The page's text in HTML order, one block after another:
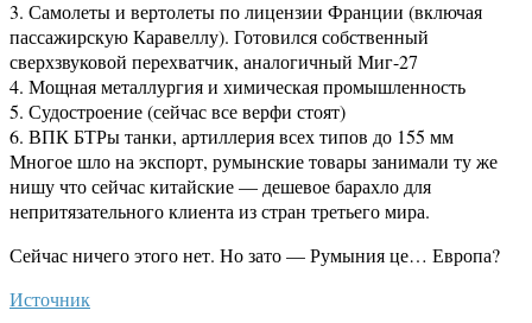
3. Самолеты и вертолеты по лицензии Франции (включая
пассажирскую Каравеллу). Готовился собственный
сверхзвуковой перехватчик, аналогичный Миг-27
4. Мощная металлургия и химическая промышленность
5. Судостроение (сейчас все верфи стоят)
6. ВПК БТРы танки, артиллерия всех типов до 155 мм
Многое шло на экспорт, румынские товары занимали ту же
нишу что сейчас китайские — дешевое барахло для
непритязательного клиента из стран третьего мира.
Сейчас ничего этого нет. Но зато — Румыния це… Европа?
Источник